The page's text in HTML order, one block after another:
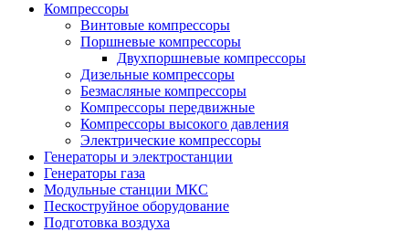
Компрессоры
Винтовые компрессоры
Поршневые компрессоры
Двухпоршневые компрессоры
Дизельные компрессоры
Безмасляные компрессоры
Компрессоры передвижные
Компрессоры высокого давления
Электрические компрессоры
Генераторы и электростанции
Генераторы газа
Модульные станции МКС
Пескоструйное оборудование
Подготовка воздуха